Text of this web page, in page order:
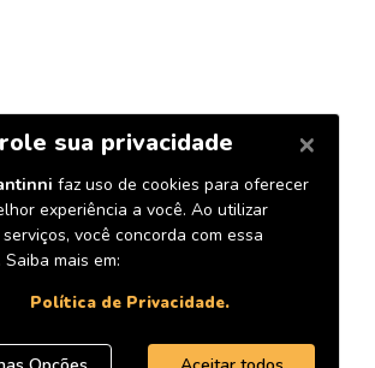
-2020 www.disantinni.com.br, TODOS OS DIREITOS
RESERVADOS.